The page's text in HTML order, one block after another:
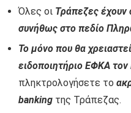
Όλες οι Τράπεζες έχουν
συνήθως στο πεδίο
Το μόνο που θα
ειδοποιητήριο ΕΦΚΑ
πληκτρολογήσετε το
banking της Τράπεζας.